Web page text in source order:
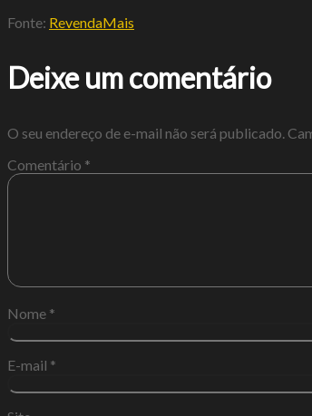
Fonte: RevendaMais
Deixe um comentário
O seu endereço de e-mail não será publicado.
Comentário *
Nome *
E-mail *